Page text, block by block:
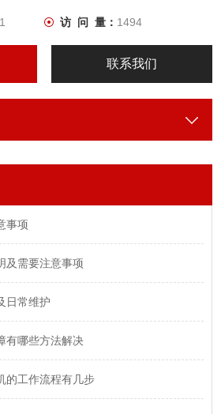
访 问 量： 1494
联系我们
事项
及需要注意事项
日常维护
有哪些方法解决
的工作流程有几步